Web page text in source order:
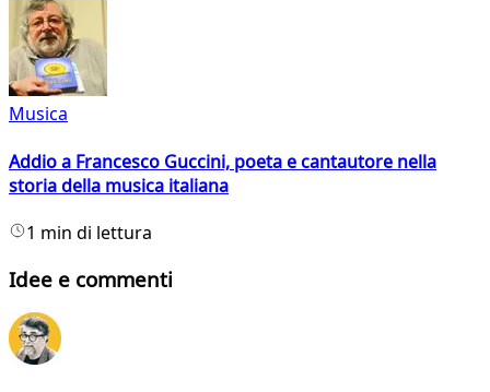
Musica
Addio a Francesco Guccini, poeta e cantautore nella
storia della musica italiana
1 min di lettura
Idee e commenti